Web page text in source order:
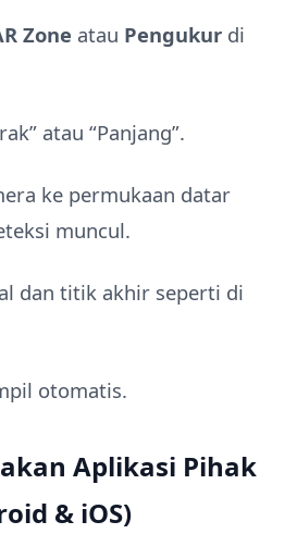
Zone atau Pengukur di
atau “Panjang”.
ke permukaan datar
muncul.
dan titik akhir seperti di
otomatis.
Aplikasi Pihak
& iOS)